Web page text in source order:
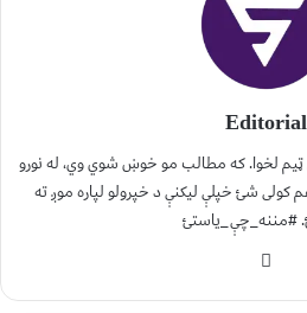
Editorial
ټیم لخوا. که مطالب مو خوښ شوي وي، له نورو
شئ خپلې لیکنې د خپرولو لپاره موږ ته
#مننه_چې_یاستئ